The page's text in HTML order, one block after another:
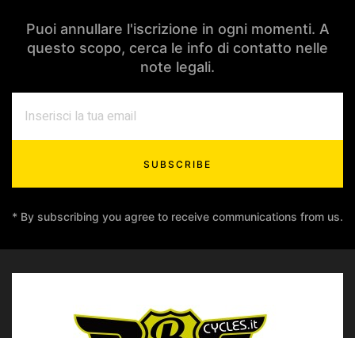
Puoi annullare l'iscrizione in ogni momenti. A
questo scopo, cerca le info di contatto nelle
note legali.
SUBSCRIBE
* By subscribing you agree to receive communications from us.